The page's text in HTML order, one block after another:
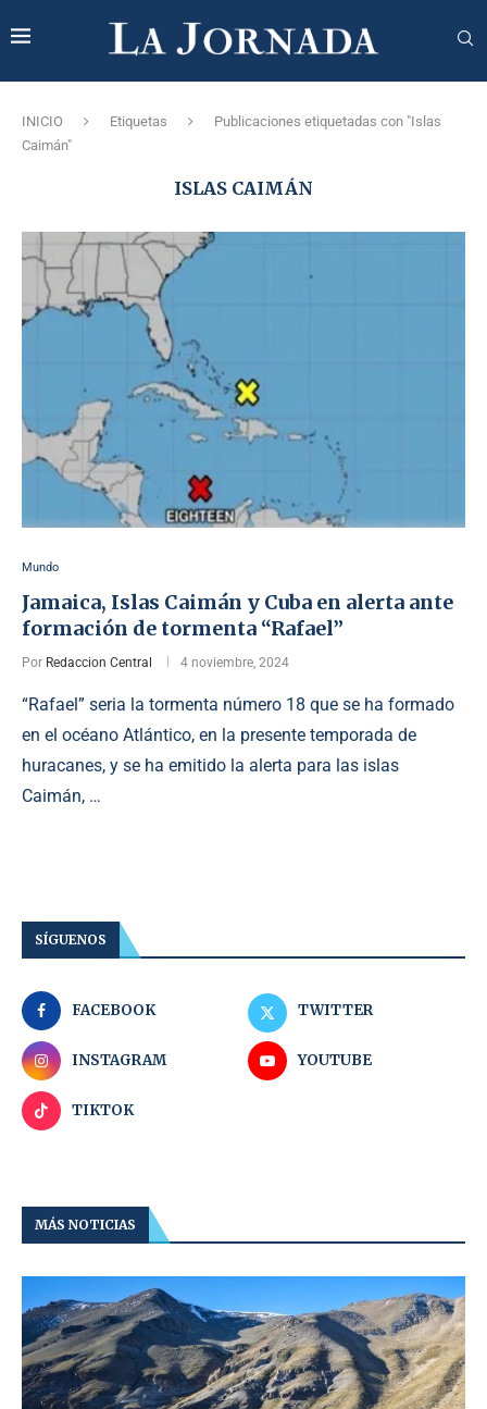
INICIO Etiquetas
Publicaciones etiquetadas con "Islas
Caimán"
ISLAS CAIMÁN
Mundo
Jamaica, Islas Caimán y Cuba en alerta ante
formación de tormenta “Rafael”
Por Redaccion Central 4 noviembre, 2024
“Rafael” seria la tormenta número 18 que se ha formado
en el océano Atlántico, en la presente temporada de
huracanes, y se ha emitido la alerta para las islas
Caimán, …
SÍGUENOS
FACEBOOK TWITTER
INSTAGRAM YOUTUBE
TIKTOK
MÁS NOTICIAS